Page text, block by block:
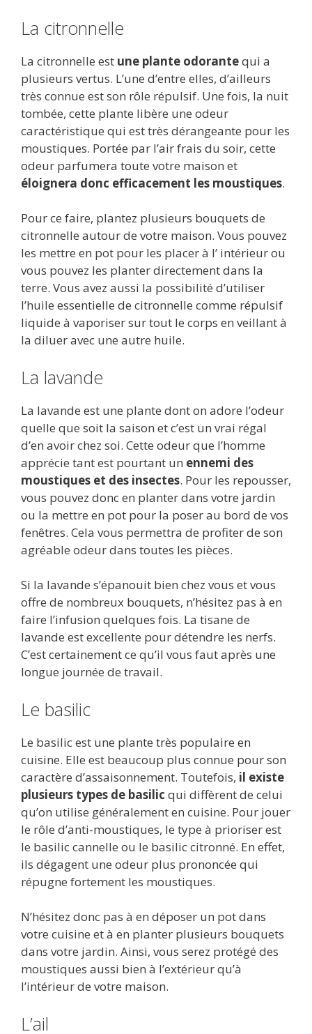
La citronnelle
La citronnelle est une plante odorantequi a
plusieurs vertus. L’une d’entre elles, d’ailleurs
très connue est son rôle répulsif. Une fois, la nuit
tombée, cette plante libère une odeur
caractéristique qui est très dérangeante pour les
moustiques. Portée par l’air frais du soir, cette
odeur parfumera toute votre maison et
éloignera donc efficacement les moustiques.
Pour ce faire, plantez plusieurs bouquets de
citronnelle autour de votre maison. Vous pouvez
les mettre en pot pour les placer à l’ intérieur ou
vous pouvez les planter directement dans la
terre. Vous avez aussi la possibilité d’utiliser
l’huile essentielle de citronnelle comme répulsif
liquide à vaporiser sur tout le corps en veillant à
la diluer avec une autre huile.
La lavande
La lavande est une plante dont on adore l’odeur
quelle que soit la saison et c’est un vrai régal
d’en avoir chez soi. Cette odeur que l’homme
apprécie tant est pourtant un ennemi des
moustiques et des insectes. Pour les repousser,
vous pouvez donc en planter dans votre jardin
ou la mettre en pot pour la poser au bord de vos
fenêtres. Cela vous permettra de profiter de son
agréable odeur dans toutes les pièces.
Si la lavande s’épanouit bien chez vous et vous
offre de nombreux bouquets, n’hésitez pas à en
faire l’infusion quelques fois. La tisane de
lavande est excellente pour détendre les nerfs.
C’est certainement ce qu’il vous faut après une
longue journée de travail.
Le basilic
Le basilic est une plante très populaire en
cuisine. Elle est beaucoup plus connue pour son
caractère d’assaisonnement. Toutefois, il existe
plusieurs types de basilic qui diffèrent de celui
qu’on utilise généralement en cuisine. Pour jouer
le rôle d’anti-moustiques, le type à prioriser est
le basilic cannelle ou le basilic citronné. En effet,
ils dégagent une odeur plus prononcée qui
répugne fortement les moustiques.
N’hésitez donc pas à en déposer un pot dans
votre cuisine et à en planter plusieurs bouquets
dans votre jardin. Ainsi, vous serez protégé des
moustiques aussi bien à l’extérieur qu’à
l’intérieur de votre maison.
L’ail